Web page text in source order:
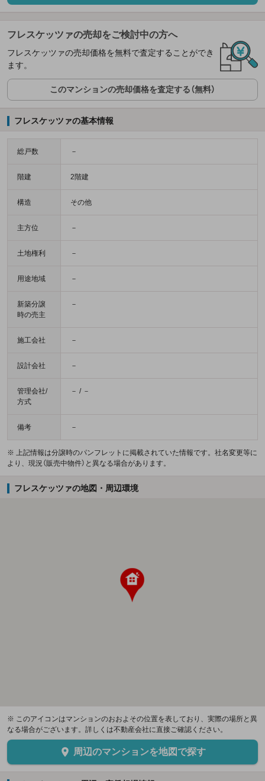
フレスケッツァの売却をご検討中の方へ
フレスケッツァの売却価格を無料で査定することができ
ます。
このマンションの売却価格を査定する（無料）
フレスケッツァの基本情報
総戸数 －
階建 2階建
構造 その他
主方位 －
土地権利 －
用途地域 －
新築分譲
時の売主
－
施工会社 －
設計会社 －
管理会社/
方式
－ / －
備考 －
※ 上記情報は分譲時のパンフレットに掲載されていた情報です。社名変更等に
より、現況（販売中物件）と異なる場合があります。
フレスケッツァの地図・周辺環境
※ このアイコンはマンションのおおよその位置を表しており、実際の場所と異
なる場合がございます。詳しくは不動産会社に直接ご確認ください。
周辺のマンションを地図で探す